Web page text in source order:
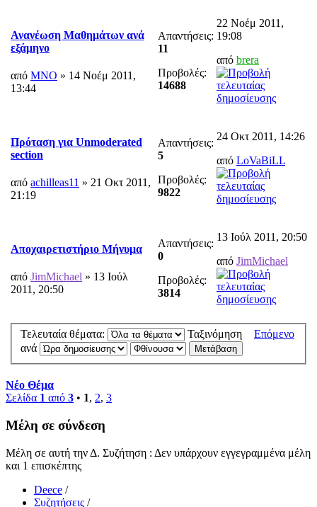
Ανανέωση Μαθημάτων ανά
εξάμηνο
από MNO » 14 Νοέμ 2011,
13:44
Απαντήσεις:
11
Προβολές:
14688
22 Νοέμ 2011,
19:08
από brera
Πρόταση για Unmoderated
section
από achilleas11 » 21 Οκτ 2011,
21:19
Απαντήσεις:
5
Προβολές:
9822
24 Οκτ 2011, 14:26
από LoVaBiLL
Αποχαιρετιστήριο Μήνυμα
από JimMichael » 13 Ιούλ
2011, 20:50
Απαντήσεις:
0
Προβολές:
3814
13 Ιούλ 2011, 20:50
από JimMichael
Επόμενο
Τελευταία θέματα:
Ταξινόμηση
ανά
Νέο Θέμα
Σελίδα 1 από 3 • 1, 2, 3
Μέλη σε σύνδεση
Μέλη σε αυτή την Δ. Συζήτηση : Δεν υπάρχουν εγγεγραμμένα μέλη
και 1 επισκέπτης
Deece /
Συζητήσεις /